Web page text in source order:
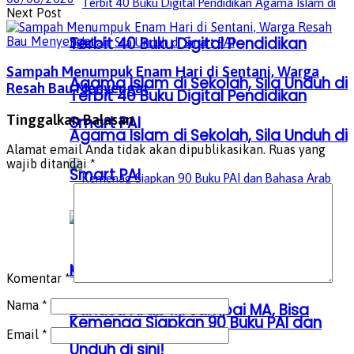
Terbit 40 Buku Digital Pendidikan
Agama Islam di Sekolah, Sila Unduh di
Smart PAI
Kemenag Siapkan 90 Buku PAI dan
Bahasa Arab MI sampai MA, Bisa
Terbit 40 Buku Digital Pendidikan
Agama Islam di Sekolah, Sila Unduh di
Smart PAI
Kemenag Siapkan 90 Buku PAI dan
Next Post
Sampah Menumpuk Enam Hari di Sentani, Warga
Resah Bau Menyengat
Tinggalkan Balasan
Alamat email Anda tidak akan dipublikasikan. Ruas yang
wajib ditandai *
Komentar *
Nama *
Email *